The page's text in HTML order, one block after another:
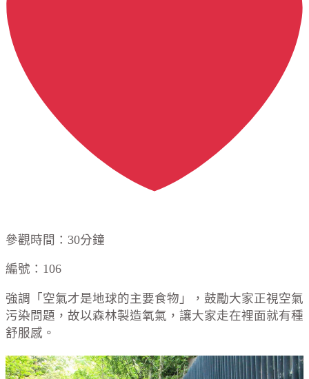
參觀時間：30分鐘
編號：106
強調「空氣才是地球的主要食物」，鼓勵大家正視空氣
污染問題，故以森林製造氧氣，讓大家走在裡面就有種
舒服感。